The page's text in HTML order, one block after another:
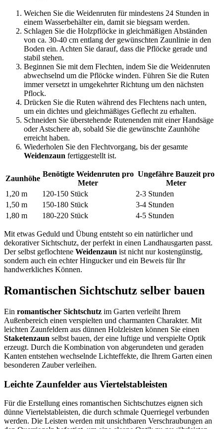
Weichen Sie die Weidenruten für mindestens 24 Stunden in
einem Wasserbehälter ein, damit sie biegsam werden.
Schlagen Sie die Holzpflöcke in gleichmäßigen Abständen
von ca. 30-40 cm entlang der gewünschten Zaunlinie in den
Boden ein. Achten Sie darauf, dass die Pflöcke gerade und
stabil stehen.
Beginnen Sie mit dem Flechten, indem Sie die Weidenruten
abwechselnd um die Pflöcke winden. Führen Sie die Ruten
immer versetzt in umgekehrter Richtung um den nächsten
Pflock.
Drücken Sie die Ruten während des Flechtens nach unten,
um ein dichtes und gleichmäßiges Geflecht zu erhalten.
Schneiden Sie überstehende Rutenenden mit einer Handsäge
oder Astschere ab, sobald Sie die gewünschte Zaunhöhe
erreicht haben.
Wiederholen Sie den Flechtvorgang, bis der gesamte
Weidenzaun fertiggestellt ist.
Zaunhöhe
Benötigte Weidenruten pro
Meter
Ungefähre Bauzeit pro
Meter
1,20 m
120-150 Stück
2-3 Stunden
1,50 m
150-180 Stück
3-4 Stunden
1,80 m
180-220 Stück 4-5 Stunden
Mit etwas Geduld und Übung entsteht so ein natürlicher und
dekorativer Sichtschutz, der perfekt in einen Landhausgarten passt.
Der selbst geflochtene Weidenzaun ist nicht nur kostengünstig,
sondern auch ein echter Hingucker und ein Beweis für Ihr
handwerkliches Können.
Romantischen Sichtschutz selber bauen
Ein romantischer Sichtschutz im Garten verleiht Ihrem
Außenbereich einen verspielten und charmanten Charakter. Mit
leichten Zaunfeldern aus dünnen Holzleisten können Sie einen
Staketenzaun selbst bauen, der eine luftige und verspielte Optik
erzeugt. Durch die Kombination von abgerundeten und geraden
Kanten entstehen wechselnde Lichteffekte, die Ihrem Garten einen
besonderen Zauber verleihen.
Leichte Zaunfelder aus Viertelstableisten
Für die Erstellung eines romantischen Sichtschutzes eignen sich
dünne Viertelstableisten, die durch schmale Querriegel verbunden
werden. Die Leisten werden mit unsichtbaren Verschraubungen an